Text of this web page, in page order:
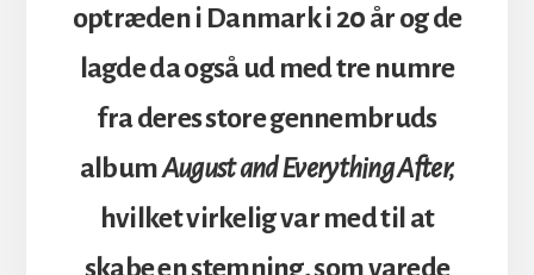
optræden i Danmark i 20 år og de
lagde da også ud med tre numre
fra deres store gennembruds
albumAugust and Everything After,
hvilket virkelig var med til at
skabe en stemning, som varede